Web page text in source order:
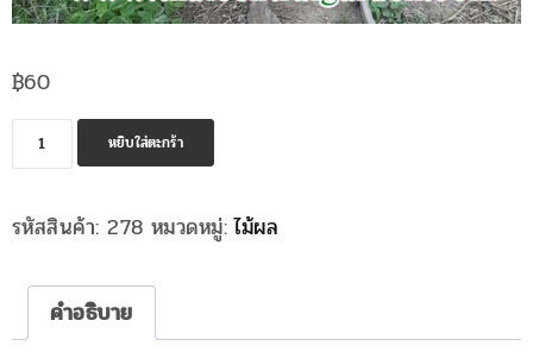
฿60
จำนวน
มะพร้าว
ตูด
ชิ้น
หยิบใส่ตะกร้า
รหัสสินค้า:278 หมวดหมู่:ไม้ผล
คำอธิบาย